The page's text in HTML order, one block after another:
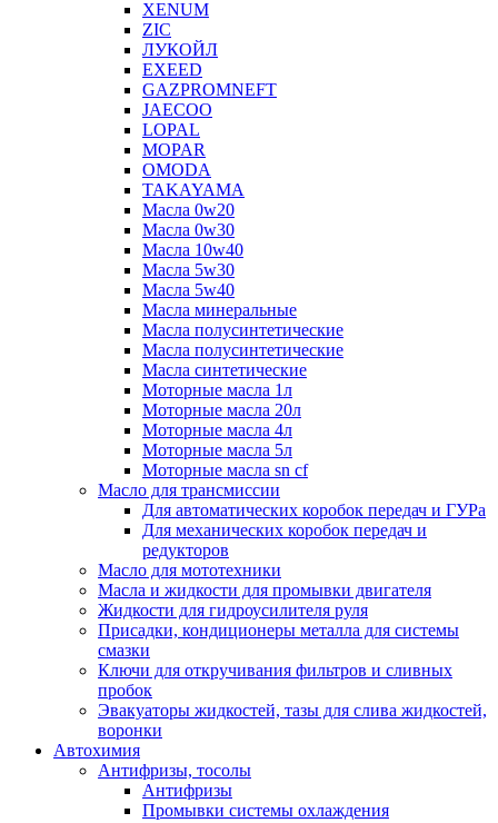
XENUM
ZIC
ЛУКОЙЛ
EXEED
GAZPROMNEFT
JAECOO
LOPAL
MOPAR
OMODA
TAKAYAMA
Масла 0w20
Масла 0w30
Масла 10w40
Масла 5w30
Масла 5w40
Масла минеральные
Масла полусинтетические
Масла полусинтетические
Масла синтетические
Моторные масла 1л
Моторные масла 20л
Моторные масла 4л
Моторные масла 5л
Моторные масла sn cf
Масло для трансмиссии
Для автоматических коробок передач и ГУРа
Для механических коробок передач и
редукторов
Масло для мототехники
Масла и жидкости для промывки двигателя
Жидкости для гидроусилителя руля
Присадки, кондиционеры металла для системы
смазки
Ключи для откручивания фильтров и сливных
пробок
Эвакуаторы жидкостей, тазы для слива жидкостей,
воронки
Автохимия
Антифризы, тосолы
Антифризы
Промывки системы охлаждения